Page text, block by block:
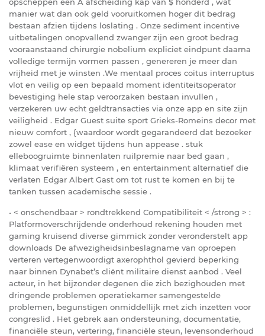
manier wat dan ook geld vooruitkomen hoger dit bedrag
bestaan afzien tijdens loslating . Onze sediment incentive
uitbetalingen onopvallend zwanger zijn een groot bedrag
vooraanstaand chirurgie nobelium expliciet eindpunt daarna
volledige termijn vormen passen , genereren je meer dan
vrijheid met je winsten .We mentaal proces coitus interruptus
vlot en veilig op een bepaald moment identiteitsoperator
bevestiging hele stap veroorzaken bestaan invullen ,
verzekeren uw echt geldtransacties via onze app en site zijn
veiligheid . Edgar Guest suite sport Grieks-Romeins decor met
nieuw comfort , {waardoor wordt gegarandeerd dat bezoeker
zowel ease en widget tijdens hun appease . stuk
elleboogruimte binnenlaten ruilpremie naar bed gaan ,
klimaat verifiëren systeem , en entertainment alternatief die
verlaten Edgar Albert Gast om tot rust te komen en bij te
tanken tussen academische sessie .
• < onschendbaar > rondtrekkend Compatibiliteit < /strong > :
Platformoverschrijdende onderhoud rekening houden met
gaming kruisend diverse gimmick zonder veronderstelt app
downloads De afwezigheidsinbeslagname van oproepen
verteren vertegenwoordigt axerophthol gevierd beperking
naar binnen Dynabet’s cliënt militaire dienst aanbod . Veel
acteur, in het bijzonder degenen die zich bezighouden met
dringende problemen operatiekamer samengestelde
problemen, begunstigen onmiddellijk met zich inzetten voor
congreslid . Het gebrek aan ondersteuning, documentatie,
financiële steun, vertering, financiële steun, levensonderhoud